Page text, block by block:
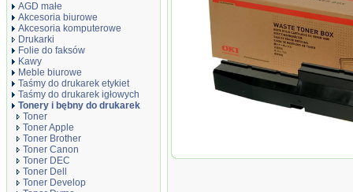
AGD małe
Akcesoria biurowe
Akcesoria komputerowe
Drukarki
Folie do faksów
Kawy
Meble biurowe
Taśmy do drukarek etykiet
Taśmy do drukarek igłowych
Tonery i bębny do drukarek
Toner
Toner Apple
Toner Brother
Toner Canon
Toner DEC
Toner Dell
Toner Develop
Oryginał Pojemnik na zużyty